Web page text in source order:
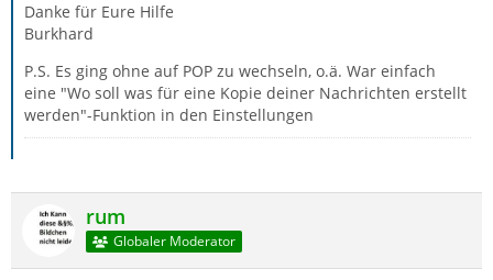
Danke für Eure Hilfe
Burkhard
P.S. Es ging ohne auf POP zu wechseln, o.ä. War einfach
eine "Wo soll was für eine Kopie deiner Nachrichten erstellt
werden"-Funktion in den Einstellungen
rum
Globaler Moderator